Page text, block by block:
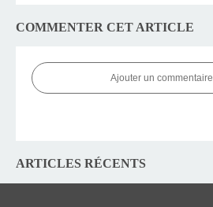
COMMENTER CET ARTICLE
Ajouter un commentaire
ARTICLES RÉCENTS